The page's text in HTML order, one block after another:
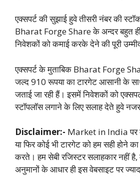
एक्सपर्ट की सुझाई हुवे तीसरी नंबर की
Bharat Forge Share के अन्दर बहुत ही
निवेशकों को कमाई करके देने की पूरी
एक्सपर्ट के मुताबिक Bharat Forge
जल्द 910 रूपया का टारगेट आसानी के
जताई जा रही हैं। इसमें निवेशकों को
स्टॉपलॉस लगाने के लिए सलाह देते हुवे
Disclaimer:- Market in India पर
या फिर कोई भी टारगेट को हम सही होने
करते। हम सेबी रजिस्टर सलाहकार नहीं
अनुमानों के आधार ही इस वेबसाइट पर